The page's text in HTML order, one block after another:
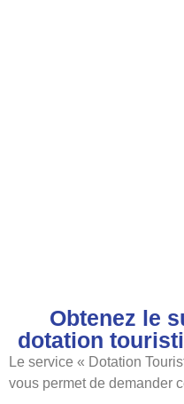
Obtenez le
dotation
Le service « Dotation
vous permet de demander